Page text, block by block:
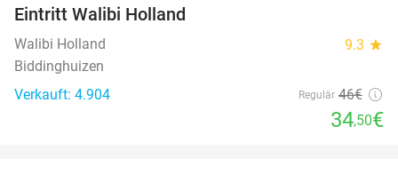
Eintritt Walibi Holland
Walibi Holland 9.3 star
Biddinghuizen
Verkauft: 4.904
Regulär 46€
34,50€